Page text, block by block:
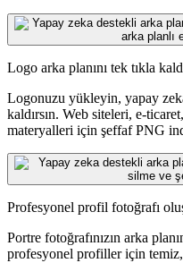
Logo arka planını tek tıkla
Logonuzu yükleyin, yapay
kaldırsın. Web siteleri, e-
materyalleri için şeffaf PNG
Profesyonel profil fotoğrafı
Portre fotoğrafınızın arka
profesyonel profiller için